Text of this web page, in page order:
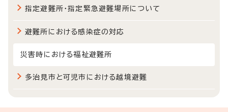
指定避難所・指定緊急避難場所について
避難所における感染症の対応
災害時における福祉避難所
多治見市と可児市における越境避難